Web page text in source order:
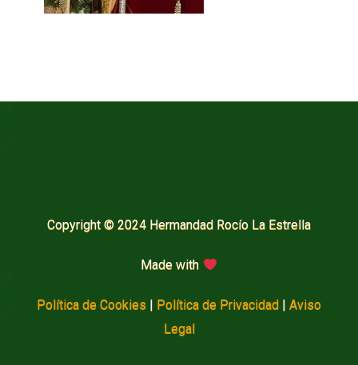
Copyright © 2024 Hermandad Rocío La Estrella
Made with
Política de Cookies | Política de Privacidad | Aviso
Legal